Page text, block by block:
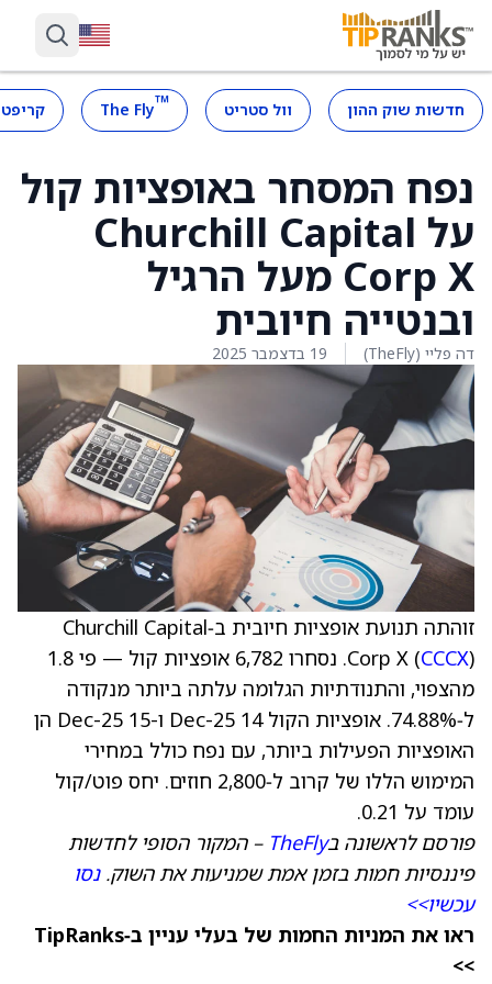
חדשות שוק ההון וול סטריט ™
The Fly
נפח המסחר באופציות קול
על Churchill Capital
Corp X מעל הרגיל
ובנטייה חיובית
דה פליי (TheFly) 19 בדצמבר 2025
זוהתה תנועת אופציות חיובית ב‑Churchill Capital
Corp X (CCCX
). נסחרו 6,782 אופציות קול — פי 1.8
מהצפוי, והתנודתיות הגלומה עלתה ביותר מנקודה
ל‑74.88%. אופציות הקול Dec-25 14 ו-Dec-25 15 הן
האופציות הפעילות ביותר, עם נפח כולל במחירי
המימוש הללו של קרוב ל‑2,800 חוזים. יחס פוט/קול
עומד על 0.21.
פורסם לראשונה בTheFly – המקור הסופי לחדשות
פיננסיות חמות בזמן אמת שמניעות את השוק.נסו
עכשיו>>
ראו את המניות החמות של בעלי עניין ב‑TipRanks
>>